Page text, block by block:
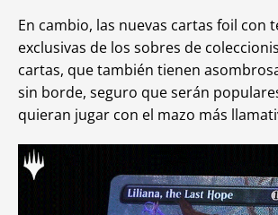
En cambio, las nuevas cartas foil con
exclusivas de los sobres de
cartas, que también tienen
sin borde, seguro que serán
quieran jugar con el mazo más